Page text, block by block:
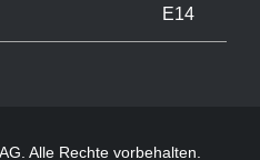
Alle Rechte vorbehalten.